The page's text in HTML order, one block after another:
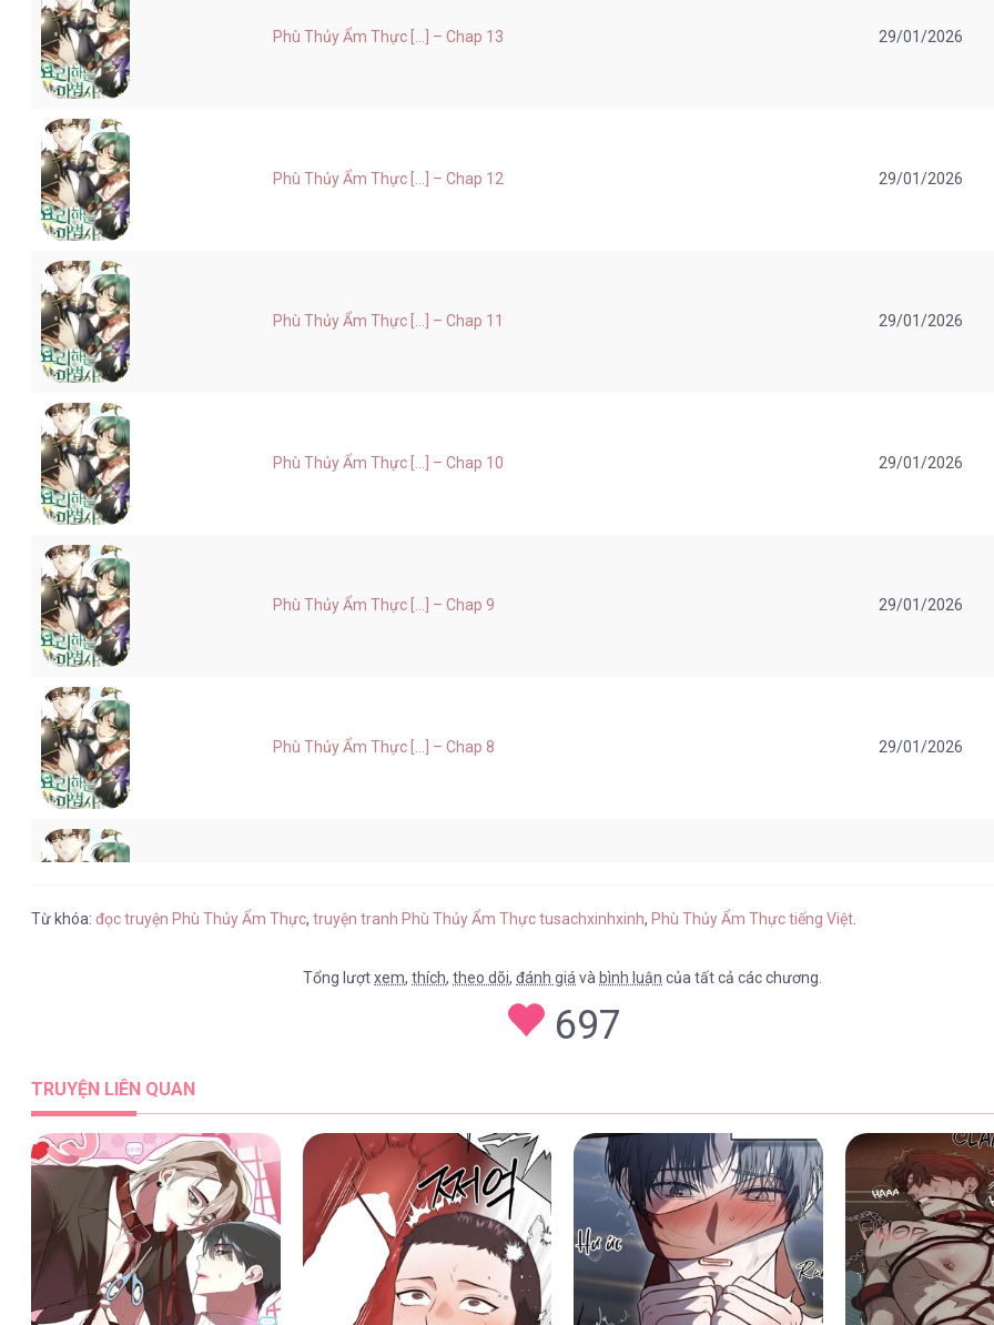
Phù Thủy Ẩm Thực [...] – Chap 13 29/01/2026
Phù Thủy Ẩm Thực [...] – Chap 12 29/01/2026
Phù Thủy Ẩm Thực [...] – Chap 11 29/01/2026
Phù Thủy Ẩm Thực [...] – Chap 10 29/01/2026
Phù Thủy Ẩm Thực [...] – Chap 9 29/01/2026
Phù Thủy Ẩm Thực [...] – Chap 8 29/01/2026
Phù Thủy Ẩm Thực [...] – Chap 5 29/01/2026
Phù Thủy Ẩm Thực [...] – Chap 4 29/01/2026
Từ khóa:đọc truyện Phù Thủy Ẩm Thực,truyện tranh Phù Thủy Ẩm Thực tusachxinhxinh,Phù Thủy Ẩm Thực tiếng Việt
Tổng lượtxem,thích,theo dõi,đánh giá vàbình luận của tất cả các chương.
697
TRUYỆN LIÊN QUAN